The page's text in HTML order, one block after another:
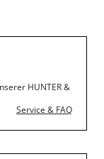
HUNTER &
Service & FAQ